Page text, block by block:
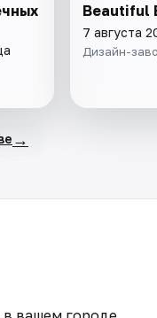
Beautiful
7 августа
Дизайн-
→